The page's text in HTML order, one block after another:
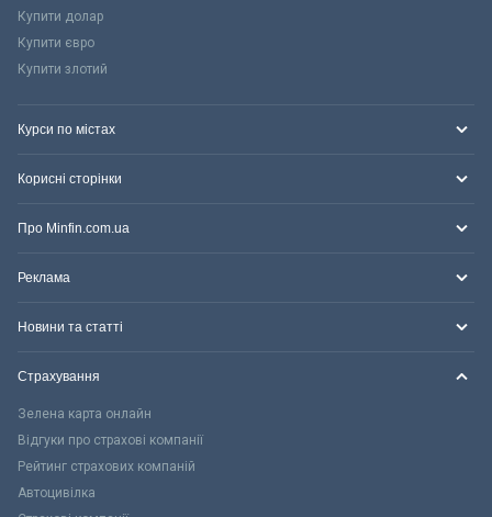
Купити долар
Купити євро
Купити злотий
Курси по містах
Корисні сторінки
Про Minfin.com.ua
Реклама
Новини та статті
Страхування
Зелена карта онлайн
Відгуки про страхові компанії
Рейтинг страхових компаній
Автоцивілка